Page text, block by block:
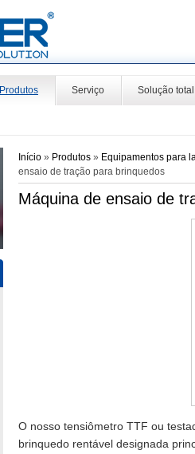
Produtos Serviço Solução
Início » Produtos » Equipamentos para
ensaio de tração para brinquedos
Máquina de ensaio de
O nosso tensiômetro TTF ou
brinquedo rentável designada